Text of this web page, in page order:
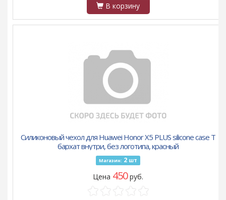
В корзину
Силиконовый чехол для Huawei Honor X5 PLUS silicone case T
бархат внутри, без логотипа, красный
Магазин: 2 шт
Цена 450руб.